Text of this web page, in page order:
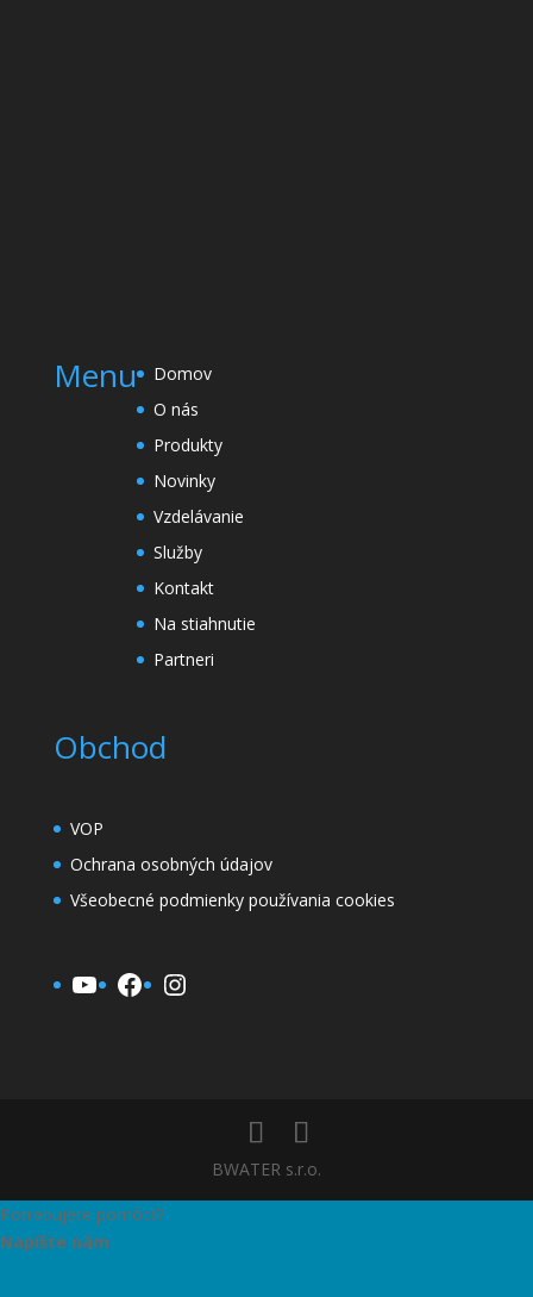
Menu
Domov
O nás
Produkty
Novinky
Vzdelávanie
Služby
Kontakt
Na stiahnutie
Partneri
Obchod
VOP
Ochrana osobných údajov
Všeobecné podmienky používania cookies
YouTube
Facebook
Instagram
BWATER s.r.o.
Potrebujete pomôcť?
Napíšte nám